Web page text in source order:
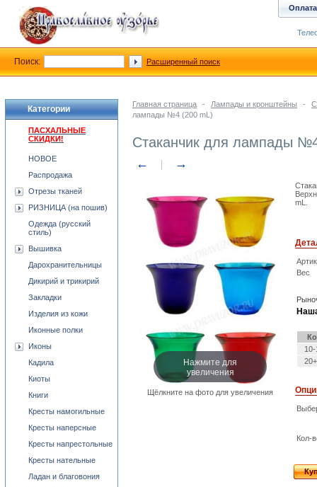
Главная страница - Лампады и кронштейны -
лампады №4 (200 mL)
Стаканчик для лампады
← →
Нажмите для
увеличения
Щёлкните на фото для увеличения
mL.
Вес
Кол-
Категории
ПАСХАЛЬНЫЕ
СКИДКИ!
НОВОЕ
Распродажа
Отрезы тканей
РИЗНИЦА (на пошив)
Одежда (русский
стиль)
Вышивка
Дарохранительницы
Дикирий и трикирий
Закладки
Изделия из кожи
Иконные полки
Иконы
Кадила
Киоты
Книги
Кресты намогильные
Кресты наперсные
Кресты напрестольные
Кресты нательные
Ладан и благовония
Оплата
Поиск: Расширенный поиск